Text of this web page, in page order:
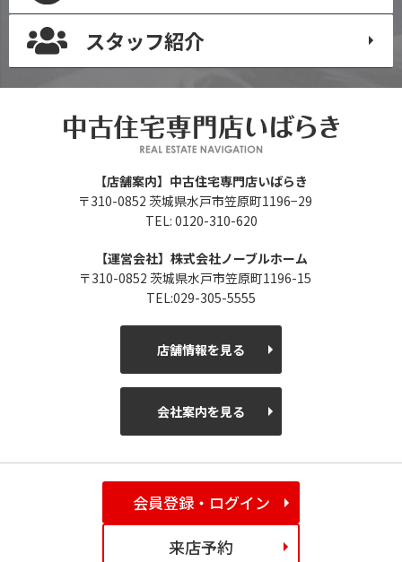
スタッフ紹介
【店舗案内】中古住宅専門店いばらき
〒310-0852 茨城県水戸市笠原町1196−29
TEL: 0120-310-620
【運営会社】株式会社ノーブルホーム
〒310-0852 茨城県水戸市笠原町1196-15
TEL:029-305-5555
店舗情報を見る
会社案内を見る
会員登録・ログイン
来店予約